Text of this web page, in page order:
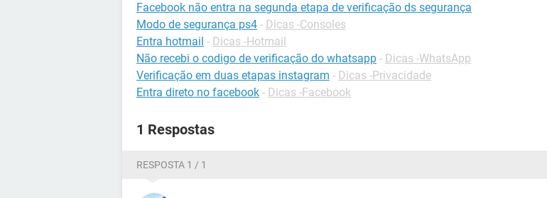
Facebook não entra na segunda etapa de verificação ds segurança
Modo de segurança ps4 - Dicas -Consoles
Entra hotmail - Dicas -Hotmail
Não recebi o codigo de verificação do whatsapp - Dicas -WhatsApp
Verificação em duas etapas instagram - Dicas -Privacidade
Entra direto no facebook - Dicas -Facebook
1 Respostas
RESPOSTA 1 / 1